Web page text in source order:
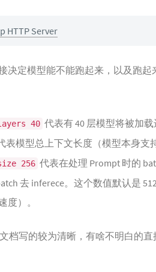
HTTP Server
决定模型能不能跑起来，以及跑
40 代表有 40 层模型将被加载
表模型总上下文长度（模型本身支
256 代表在处理 Prompt 时的
去 inferece。这个数值默认是
度）。
档写的较为清晰，有啥不明白的直